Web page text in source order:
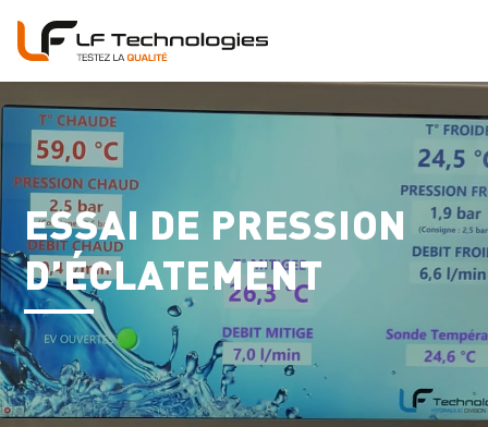
ESSAI DE PRESSION
D’ÉCLATEMENT